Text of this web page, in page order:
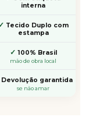
interna
Tecido Duplo com
estampa
✓ 100% Brasil
mão de obra local
Devolução garantida
se não amar